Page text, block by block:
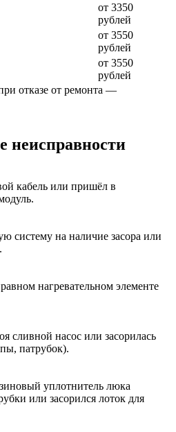
от 3350
рублей
от 3550
рублей
от 3550
рублей
отказе от ремонта —
неисправности
кабель или пришёл в
систему на наличие засора или
нагревательном элементе
сливной насос или засорилась
патрубок).
уплотнитель люка
или засорился лоток для